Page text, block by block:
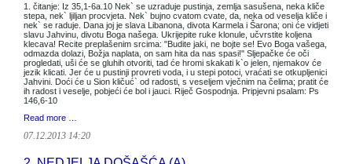
1. čitanje: Iz 35,1-6a.10 Nek` se uzraduje pustinja, zemlja sasušena, neka kliče
stepa, nek` ljiljan procvjeta. Nek` bujno cvatom cvate, da, neka od veselja kliče i
nek` se raduje. Dana joj je slava Libanona, divota Karmela i Šarona; oni će vidjeti
slavu Jahvinu, divotu Boga našega. Ukrijepite ruke klonule, učvrstite koljena
klecava! Recite preplašenim srcima: "Budite jaki, ne bojte se! Evo Boga vašega,
odmazda dolazi, Božja naplata, on sam hita da nas spasi!" Sljepačke će oči
progledati, uši će se gluhih otvoriti, tad će hromi skakati k`o jelen, njemakov će
jezik klicati. Jer će u pustinji provreti voda, i u stepi potoci, vraćati se otkupljenici
Jahvini. Doći će u Sion kličuć` od radosti, s veseljem vječnim na čelima; pratit će
ih radost i veselje, pobjeći će bol i jauci. Riječ Gospodnja. Pripjevni psalam: Ps
146,6-10
Read more …
07.12.2013 14:20